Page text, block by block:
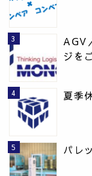
AGV
ジを
夏季
パレ